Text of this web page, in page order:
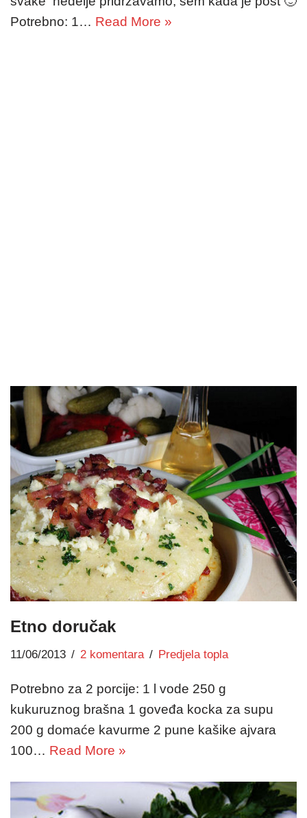
Potrebno: 1… Read More »
Etno doručak
11/06/2013 2 komentara Predjela topla
Potrebno za 2 porcije: 1 l vode 250 g
kukuruznog brašna 1 goveđa kocka za supu
200 g domaće kavurme 2 pune kašike ajvara
100… Read More »